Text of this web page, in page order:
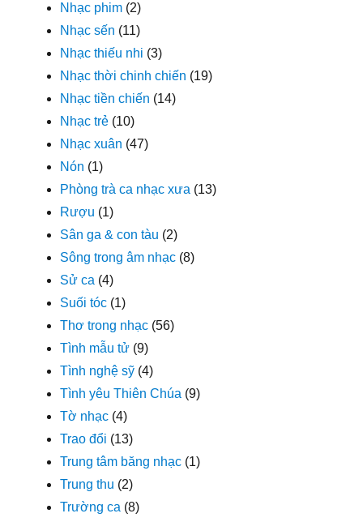
Nhạc phim (2)
Nhạc sến (11)
Nhạc thiếu nhi (3)
Nhạc thời chinh chiến (19)
Nhạc tiền chiến (14)
Nhạc trẻ (10)
Nhạc xuân (47)
Nón (1)
Phòng trà ca nhạc xưa (13)
Rượu (1)
Sân ga & con tàu (2)
Sông trong âm nhạc (8)
Sử ca (4)
Suối tóc (1)
Thơ trong nhạc (56)
Tình mẫu tử (9)
Tình nghệ sỹ (4)
Tình yêu Thiên Chúa (9)
Tờ nhạc (4)
Trao đổi (13)
Trung tâm băng nhạc (1)
Trung thu (2)
Trường ca (8)